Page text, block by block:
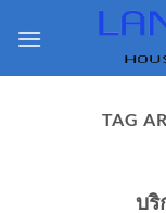
TAG
บริ